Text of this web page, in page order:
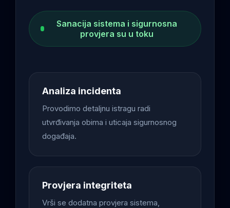
Sanacija sistema i sigurnosna
provjera su u toku
Analiza incidenta
Provodimo detaljnu istragu radi
utvrđivanja obima i uticaja sigurnosnog
događaja.
Provjera integriteta
Vrši se dodatna provjera sistema,